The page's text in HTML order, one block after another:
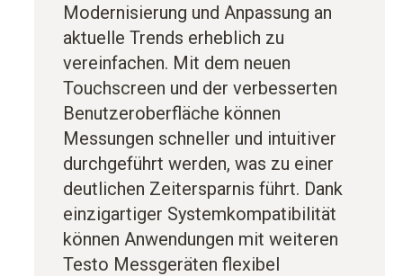
Modernisierung und Anpassung an
aktuelle Trends erheblich zu
vereinfachen. Mit dem neuen
Touchscreen und der verbesserten
Benutzeroberfläche können
Messungen schneller und intuitiver
durchgeführt werden, was zu einer
deutlichen Zeitersparnis führt. Dank
einzigartiger Systemkompatibilität
können Anwendungen mit weiteren
Testo Messgeräten flexibel